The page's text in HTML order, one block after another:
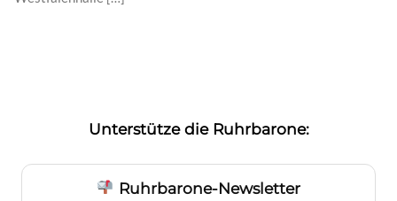
Unterstütze die Ruhrbarone:
Ruhrbarone-Newsletter